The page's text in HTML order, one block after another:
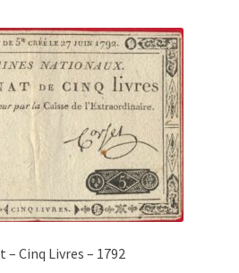
– Cinq Livres – 1792